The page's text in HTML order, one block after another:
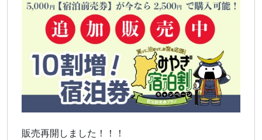
販売再開しました！！！